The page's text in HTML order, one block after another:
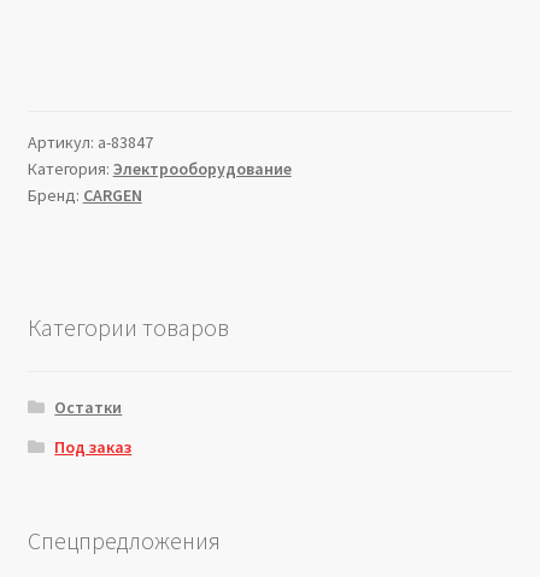
Артикул: a-83847
Категория: Электрооборудование
Бренд: CARGEN
Категории товаров
Остатки
Под заказ
Спецпредложения